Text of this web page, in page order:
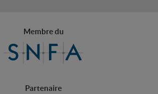
Membre du
Partenaire